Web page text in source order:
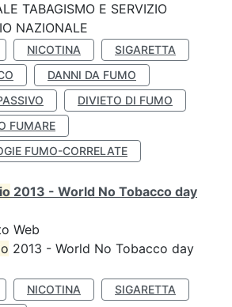
TABAGISMO E SERVIZIO
NAZIONALE
NICOTINA
SIGARETTA
DANNI DA FUMO
DIVIETO DI FUMO
FUMARE
FUMO-CORRELATE
2013 - World No Tobacco day
Web
2013 - World No Tobacco day
NICOTINA
SIGARETTA